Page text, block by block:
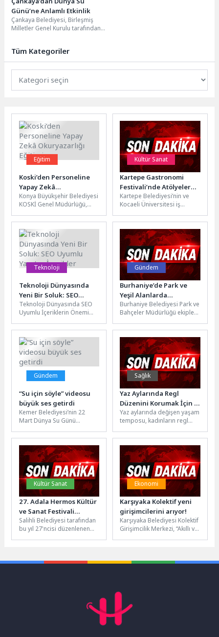
Günü’ne Anlamlı Etkinlik
Çankaya Belediyesi, Birleşmiş
Milletler Genel Kurulu tarafından
Tüm Kategoriler
Eğitim
Koski’den Personeline
Yapay Zekâ
Okuryazarlığı Eğitimi
Konya Büyükşehir Belediyesi
KOSKİ Genel Müdürlüğü,
eğitimleriyle personelinin
hem bireysel hem de...
Kültür Sanat
Kartepe Gastronomi
Festivali’nde Atölyelere
Yoğun İlgi
Kartepe Belediyesi’nin ve
Kocaeli Üniversitesi iş
Kartepe Gastronomi
Festivali her yaş grubuna...
Teknoloji
Teknoloji Dünyasında
Yeni Bir Soluk: SEO
Uyumlu Yaratıcı İçerikler
Teknoloji Dünyasında SEO
Uyumlu İçeriklerin Önemi
dünyada önemli bir yere
sahiptir....
Gündem
Burhaniye’de Park ve
Yeşil Alanlarda
Çalışmalar Kesintisiz
Sürüyor
Burhaniye Belediyesi Park ve
Bahçeler Müdürlüğü ekipleri,
alanlarda bakım-onarım,
temizlik...
Gündem
“Su için söyle” videosu
büyük ses getirdi
Kemer Belediyesi’nin 22
Mart Dünya Su Günü
için söyle” videosu büyük
ses...
Sağlık
Yaz Aylarında Regl
Düzenini Korumak İçin 6
Öneri
Yaz aylarında değişen yaşam
temposu, kadınların regl
etkileyebiliyor. Sıcak havalar,
seyahatler, uyku
düzenindeki...
Kültür Sanat
27. Adala Hermos Kültür
ve Sanat Festivali
Coşkuyla Tamamlandı
Salihli Belediyesi tarafından
bu yıl 27'ncisi düzenlenen
Ekonomi
Karşıyaka Kolektif yeni
girişimcilerini arıyor!
Karşıyaka Belediyesi Kolektif
Girişimcilik Merkezi, “Akıllı ve
adaylarına...